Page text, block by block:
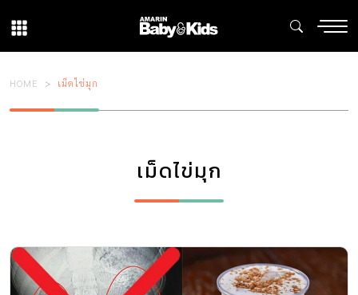
HOME เม็ดไข่มุก
เม็ดไข่มุก